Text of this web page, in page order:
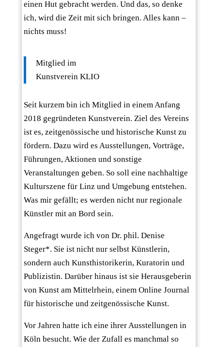
einen Hut gebracht werden. Und das, so denke
ich, wird die Zeit mit sich bringen. Alles kann –
nichts muss!
Mitglied im
Kunstverein KLIO
Seit kurzem bin ich Mitglied in einem Anfang
2018 gegründeten Kunstverein. Ziel des Vereins
ist es, zeitgenössische und historische Kunst zu
fördern. Dazu wird es Ausstellungen, Vorträge,
Führungen, Aktionen und sonstige
Veranstaltungen geben. So soll eine nachhaltige
Kulturszene für Linz und Umgebung entstehen.
Was mir gefällt; es werden nicht nur regionale
Künstler mit an Bord sein.
Angefragt wurde ich von Dr. phil. Denise
Steger*. Sie ist nicht nur selbst Künstlerin,
sondern auch Kunsthistorikerin, Kuratorin und
Publizistin. Darüber hinaus ist sie Herausgeberin
von Kunst am Mittelrhein, einem Online Journal
für historische und zeitgenössische Kunst.
Vor Jahren hatte ich eine ihrer Ausstellungen in
Köln besucht. Wie der Zufall es manchmal so